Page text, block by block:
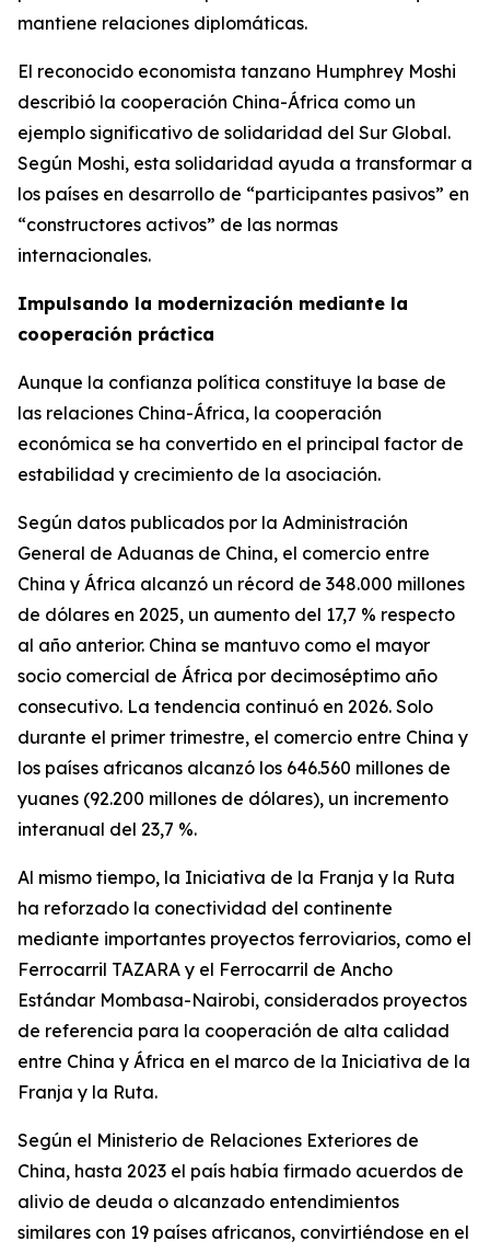
mantiene relaciones diplomáticas.
El reconocido economista tanzano Humphrey Moshi
describió la cooperación China-África como un
ejemplo significativo de solidaridad del Sur Global.
Según Moshi, esta solidaridad ayuda a transformar a
los países en desarrollo de “participantes pasivos” en
“constructores activos” de las normas
internacionales.
Impulsando la modernización mediante la
cooperación práctica
Aunque la confianza política constituye la base de
las relaciones China-África, la cooperación
económica se ha convertido en el principal factor de
estabilidad y crecimiento de la asociación.
Según datos publicados por la Administración
General de Aduanas de China, el comercio entre
China y África alcanzó un récord de 348.000 millones
de dólares en 2025, un aumento del 17,7 % respecto
al año anterior. China se mantuvo como el mayor
socio comercial de África por decimoséptimo año
consecutivo. La tendencia continuó en 2026. Solo
durante el primer trimestre, el comercio entre China y
los países africanos alcanzó los 646.560 millones de
yuanes (92.200 millones de dólares), un incremento
interanual del 23,7 %.
Al mismo tiempo, la Iniciativa de la Franja y la Ruta
ha reforzado la conectividad del continente
mediante importantes proyectos ferroviarios, como el
Ferrocarril TAZARA y el Ferrocarril de Ancho
Estándar Mombasa-Nairobi, considerados proyectos
de referencia para la cooperación de alta calidad
entre China y África en el marco de la Iniciativa de la
Franja y la Ruta.
Según el Ministerio de Relaciones Exteriores de
China, hasta 2023 el país había firmado acuerdos de
alivio de deuda o alcanzado entendimientos
similares con 19 países africanos, convirtiéndose en el